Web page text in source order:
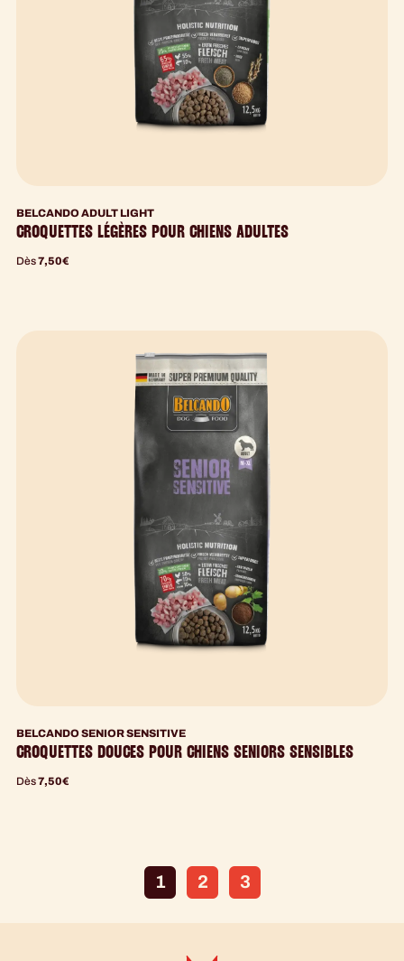
BELCANDO ADULT LIGHT
CROQUETTES LÉGÈRES POUR CHIENS ADULTES
Dès7,50€
BELCANDO SENIOR SENSITIVE
CROQUETTES DOUCES POUR CHIENS SENIORS SENSIBLES
Dès7,50€
1 2 3